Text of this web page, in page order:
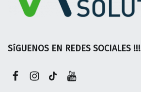
SíGUENOS EN REDES SOCIALES !!!